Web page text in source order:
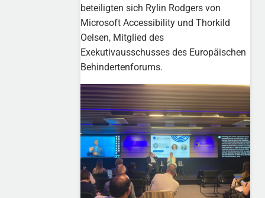
beteiligten sich Rylin Rodgers von
Microsoft Accessibility und Thorkild
Oelsen, Mitglied des
Exekutivausschusses des Europäischen
Behindertenforums.